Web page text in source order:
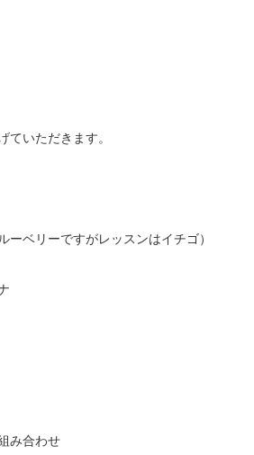
ていただきます。
ーベリーですがレッスンはイチゴ）
み合わせ